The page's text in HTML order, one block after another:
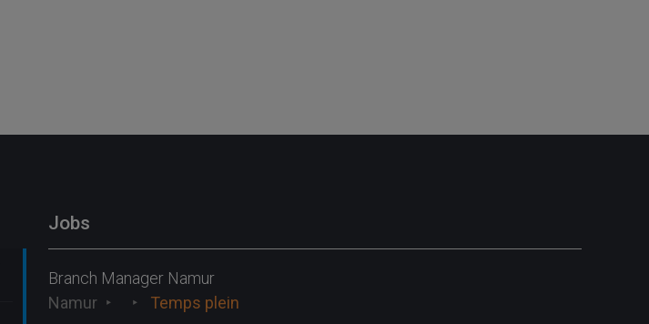
Jobs
Branch Manager Namur
Namur
Temps plein